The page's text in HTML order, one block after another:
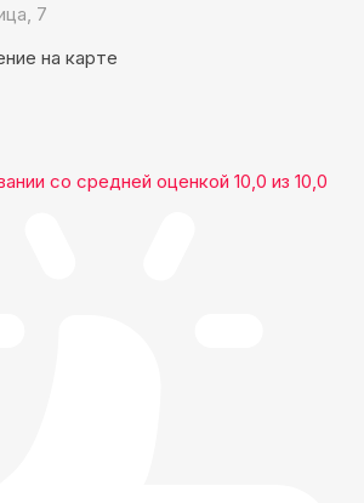
7
на карте
со средней оценкой 10,0 из 10,0